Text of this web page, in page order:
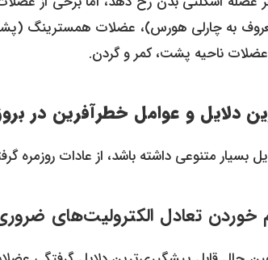
به چارلی هورس)، عضلات همسترینگ
ناحیه پشت، کمر و گردن.
دلایل و عوامل خطرآفرین در
بسیار متنوعی داشته باشد، از عادات